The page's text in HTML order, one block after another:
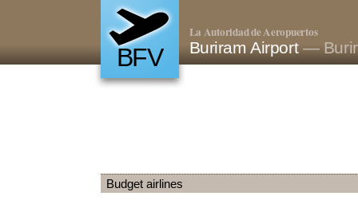
BFV
La Autoridad de Aeropuertos
Buriram Airport —
Budget airlines